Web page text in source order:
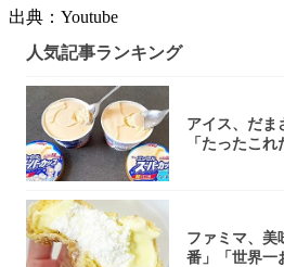
出典：Youtube
人気記事ランキング
アイス、だま
「たったこ
ファミマ、美
番」「世界一